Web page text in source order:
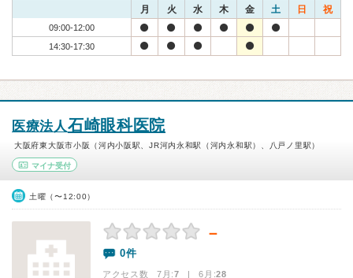
月 火 水 木 金 土 日 祝
09:00-12:00
14:30-17:30
医療法人石崎眼科医院
大阪府東大阪市小阪（河内小阪駅、JR河内永和駅（河内永和駅）、八戸ノ里駅）
マイナ受付
土曜（〜12:00）
－
0件
アクセス数 7月:7 | 6月:28